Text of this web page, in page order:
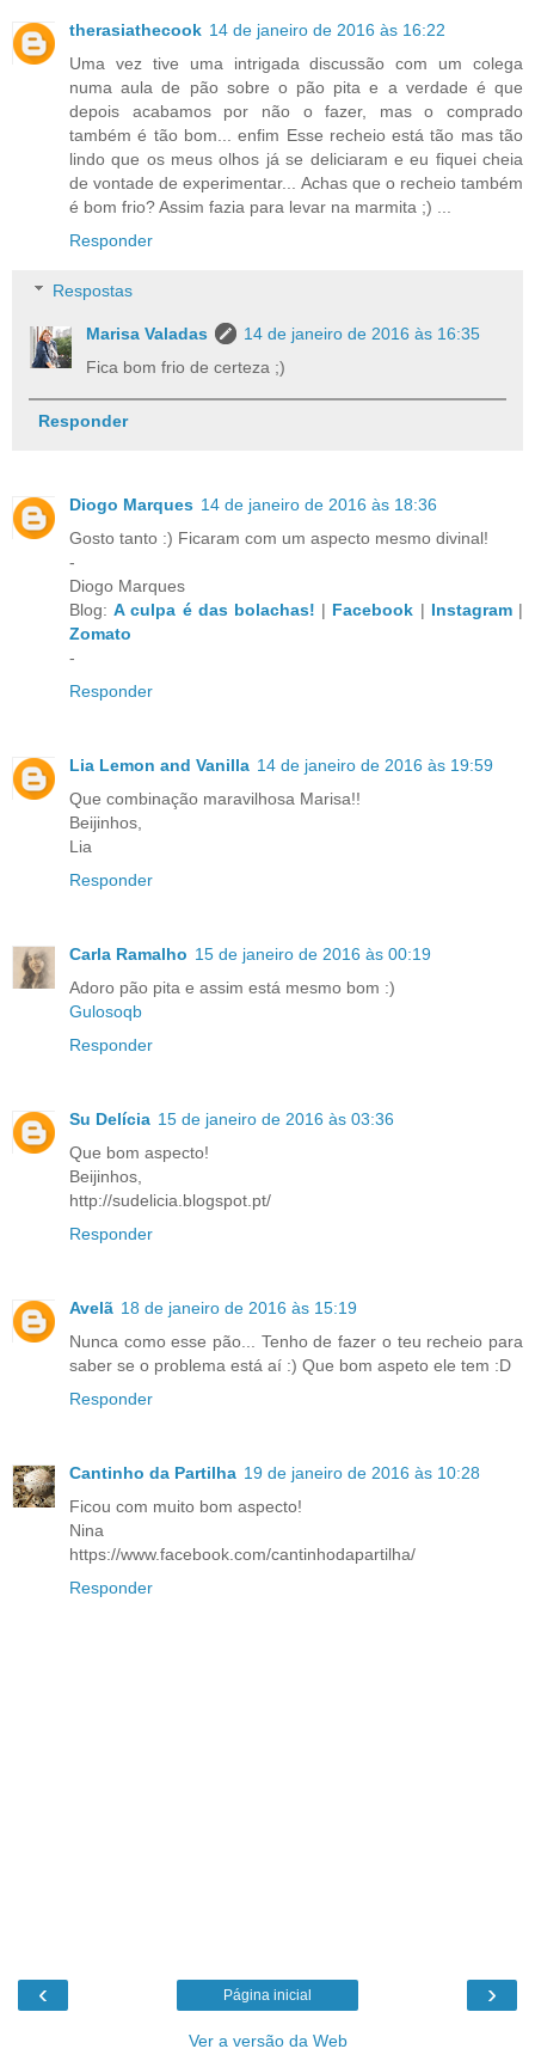
therasiathecook 14 de janeiro de 2016 às 16:22
Uma vez tive uma intrigada discussão com um colega
numa aula de pão sobre o pão pita e a verdade é que
depois acabamos por não o fazer, mas o comprado
também é tão bom... enfim Esse recheio está tão mas tão
lindo que os meus olhos já se deliciaram e eu fiquei cheia
de vontade de experimentar... Achas que o recheio também
é bom frio? Assim fazia para levar na marmita ;) ...
Responder
Respostas
Marisa Valadas
14 de janeiro de 2016 às 16:35
Fica bom frio de certeza ;)
Responder
Diogo Marques 14 de janeiro de 2016 às 18:36
Gosto tanto :) Ficaram com um aspecto mesmo divinal!
-
Diogo Marques
Blog:A culpa é das bolachas! | Facebook | Instagram|
Zomato
-
Responder
Lia Lemon and Vanilla 14 de janeiro de 2016 às 19:59
Que combinação maravilhosa Marisa!!
Beijinhos,
Lia
Responder
Carla Ramalho 15 de janeiro de 2016 às 00:19
Adoro pão pita e assim está mesmo bom :)
Gulosoqb
Responder
Su Delícia 15 de janeiro de 2016 às 03:36
Que bom aspecto!
Beijinhos,
http://sudelicia.blogspot.pt/
Responder
Avelã 18 de janeiro de 2016 às 15:19
Nunca como esse pão... Tenho de fazer o teu recheio para
saber se o problema está aí :) Que bom aspeto ele tem :D
Responder
Cantinho da Partilha 19 de janeiro de 2016 às 10:28
Ficou com muito bom aspecto!
Nina
https://www.facebook.com/cantinhodapartilha/
Responder
‹ ›
Página inicial
Ver a versão da Web